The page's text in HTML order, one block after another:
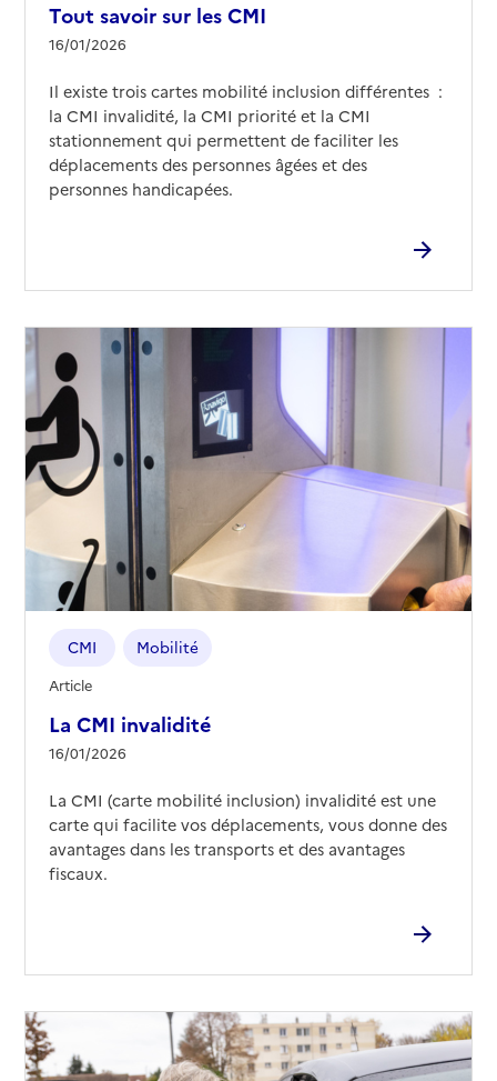
Tout savoir sur les CMI
16/01/2026
Il existe trois cartes mobilité inclusion différentes :
la CMI invalidité, la CMI priorité et la CMI
stationnement qui permettent de faciliter les
déplacements des personnes âgées et des
personnes handicapées.
La CMI invalidité
16/01/2026
CMI Mobilité
Article
La CMI (carte mobilité inclusion) invalidité est une
carte qui facilite vos déplacements, vous donne des
avantages dans les transports et des avantages
fiscaux.